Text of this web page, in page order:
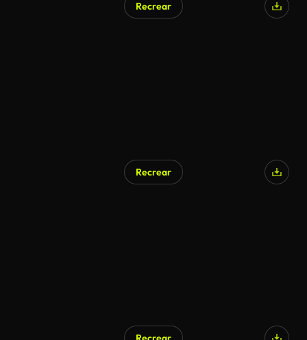
Recrear
Recrear